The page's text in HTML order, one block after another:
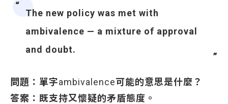
The new policy was met with
ambivalence — a mixture of approval
and doubt.
問題：單字ambivalence可能的意思是什麼？
答案：既支持又懷疑的矛盾態度。